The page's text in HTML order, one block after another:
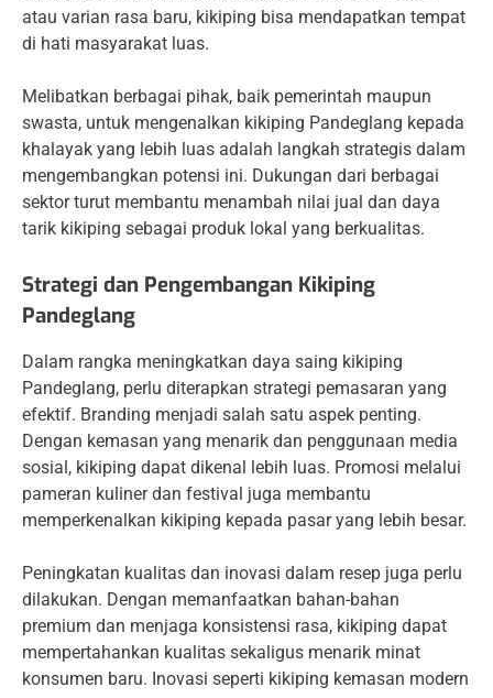
atau varian rasa baru, kikiping bisa mendapatkan tempat
di hati masyarakat luas.
Melibatkan berbagai pihak, baik pemerintah maupun
swasta, untuk mengenalkan kikiping Pandeglang kepada
khalayak yang lebih luas adalah langkah strategis dalam
mengembangkan potensi ini. Dukungan dari berbagai
sektor turut membantu menambah nilai jual dan daya
tarik kikiping sebagai produk lokal yang berkualitas.
Strategi dan Pengembangan Kikiping
Pandeglang
Dalam rangka meningkatkan daya saing kikiping
Pandeglang, perlu diterapkan strategi pemasaran yang
efektif. Branding menjadi salah satu aspek penting.
Dengan kemasan yang menarik dan penggunaan media
sosial, kikiping dapat dikenal lebih luas. Promosi melalui
pameran kuliner dan festival juga membantu
memperkenalkan kikiping kepada pasar yang lebih besar.
Peningkatan kualitas dan inovasi dalam resep juga perlu
dilakukan. Dengan memanfaatkan bahan-bahan
premium dan menjaga konsistensi rasa, kikiping dapat
mempertahankan kualitas sekaligus menarik minat
konsumen baru. Inovasi seperti kikiping kemasan modern